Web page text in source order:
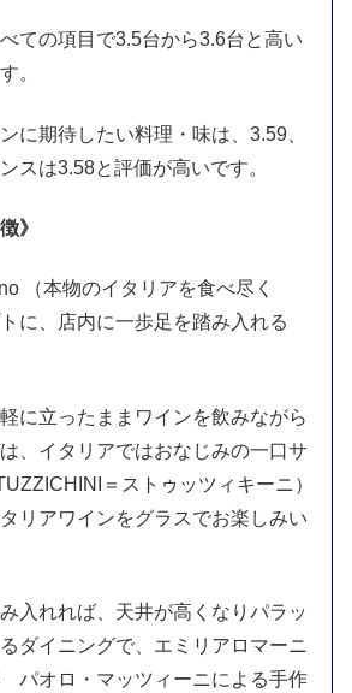
ての項目で3.5台から3.6台と高い
。
に期待したい料理・味は、3.59、
スは3.58と評価が高いです。
》
（本物のイタリアを食べ尽く
に、店内に一歩足を踏み入れる
に立ったままワインを飲みながら
、イタリアではおなじみの一口サ
＝ストゥッツィキーニ）
リアワインをグラスでお楽しみい
入れれば、天井が高くなりパラッ
ダイニングで、エミリアロマーニ
パオロ・マッツィーニによる手作